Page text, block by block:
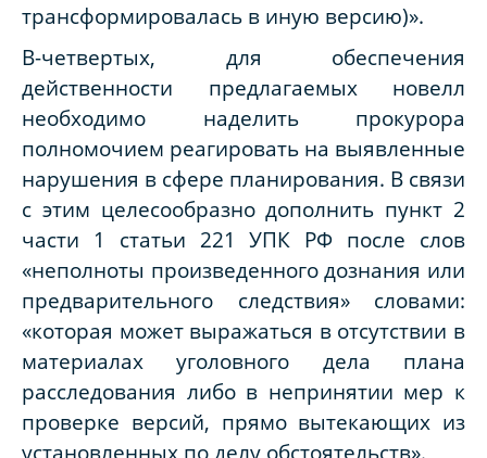
трансформировалась в иную версию)».
В-четвертых, для обеспечения
действенности предлагаемых новелл
необходимо наделить прокурора
полномочием реагировать на выявленные
нарушения в сфере планирования. В связи
с этим целесообразно дополнить пункт 2
части 1 статьи 221 УПК РФ после слов
«неполноты произведенного дознания или
предварительного следствия» словами:
«которая может выражаться в отсутствии в
материалах уголовного дела плана
расследования либо в непринятии мер к
проверке версий, прямо вытекающих из
установленных по делу обстоятельств».